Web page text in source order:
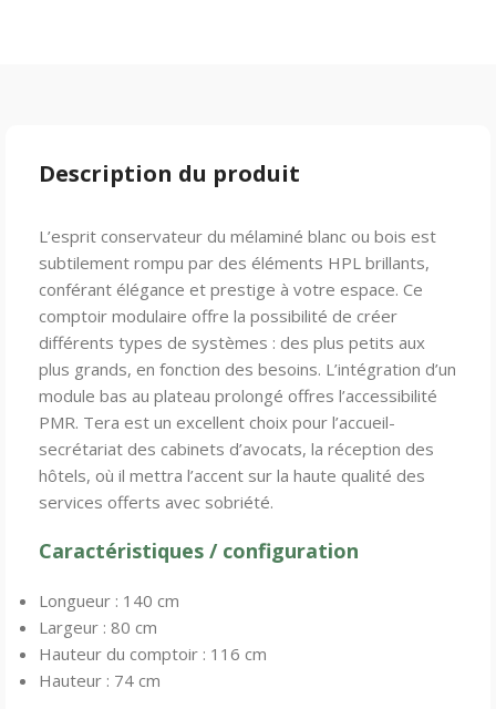
Description du produit
L’esprit conservateur du mélaminé blanc ou bois est
subtilement rompu par des éléments HPL brillants,
conférant élégance et prestige à votre espace. Ce
comptoir modulaire offre la possibilité de créer
différents types de systèmes : des plus petits aux
plus grands, en fonction des besoins. L’intégration d’un
module bas au plateau prolongé offres l’accessibilité
PMR. Tera est un excellent choix pour l’accueil-
secrétariat des cabinets d’avocats, la réception des
hôtels, où il mettra l’accent sur la haute qualité des
services offerts avec sobriété.
Caractéristiques / configuration
Longueur : 140 cm
Largeur : 80 cm
Hauteur du comptoir : 116 cm
Hauteur : 74 cm